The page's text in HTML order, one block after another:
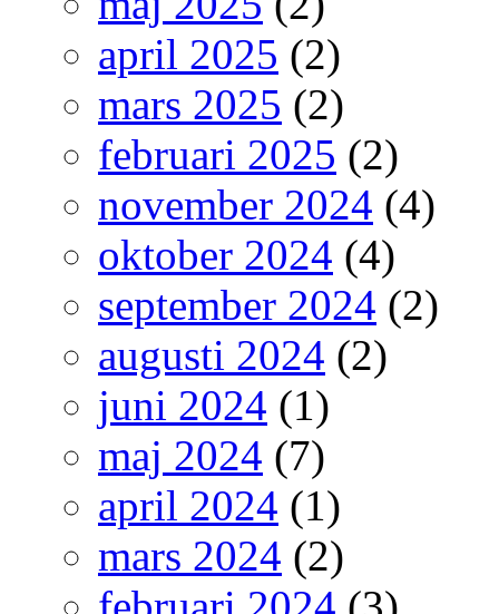
april 2025 (2)
mars 2025 (2)
februari 2025 (2)
november 2024 (4)
oktober 2024 (4)
september 2024 (2)
augusti 2024 (2)
juni 2024 (1)
maj 2024 (7)
april 2024 (1)
mars 2024 (2)